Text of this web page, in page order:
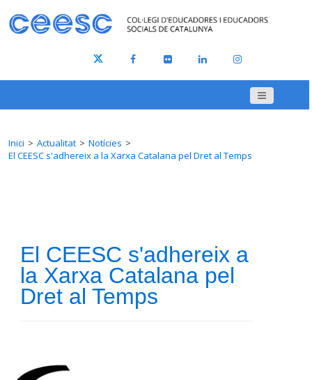
Inici Actualitat
Notícies
El CEESC s'adhereix a la Xarxa Catalana pel Dret al Temps
El CEESC s'adhereix a
la Xarxa Catalana pel
Dret al Temps